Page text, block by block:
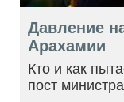
Давление
Арахамии
Кто и как
пост